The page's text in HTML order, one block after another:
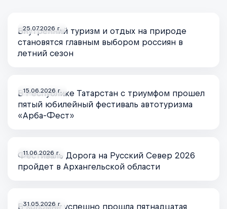
25.07.2026 г.
Внутренний туризм и отдых на природе
становятся главным выбором россиян в
летний сезон
15.06.2026 г.
В Республике Татарстан с триумфом прошел
пятый юбилейный фестиваль автотуризма
«Арба-Фест»
11.06.2026 г.
Фестиваль Дорога на Русский Север 2026
пройдет в Архангельской области
31.05.2026 г.
В Коломне успешно прошла пятнадцатая